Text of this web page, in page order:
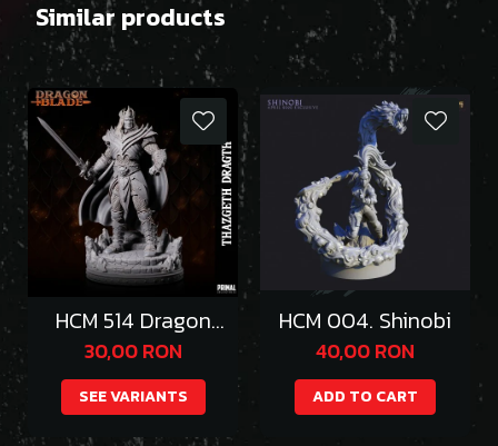
Similar products
HCM 514 Dragon
Emperor Thazgeth
30,00 RON
SEE VARIANTS
HCM 004. Shinobi
40,00 RON
ADD TO CART